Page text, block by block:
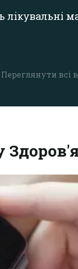
Переглянути всі